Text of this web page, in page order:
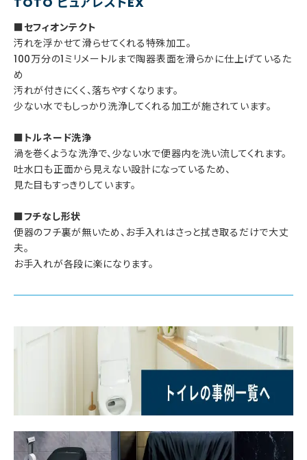
■セフィオンテクト
汚れを浮かせて滑らせてくれる特殊加工。
100万分の1ミリメートルまで陶器表面を滑らかに仕上げているた
め
汚れが付きにくく、落ちやすくなります。
少ない水でもしっかり洗浄してくれる加工が施されています。
■トルネード洗浄
渦を巻くような洗浄で、少ない水で便器内を洗い流してくれます。
吐水口も正面から見えない設計になっているため、
見た目もすっきりしています。
■フチなし形状
便器のフチ裏が無いため、お手入れはさっと拭き取るだけで大丈
夫。
お手入れが各段に楽になります。